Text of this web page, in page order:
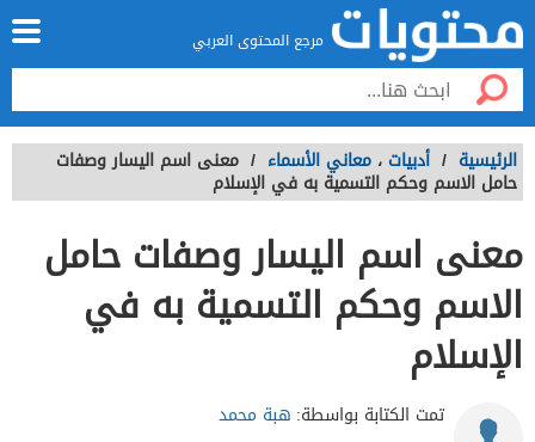
مرجع المحتوى العربي
الرئيسية / أدبيات ، معاني الأسماء / معنى اسم اليسار وصفات
حامل الاسم وحكم التسمية به في الإسلام
معنى اسم اليسار وصفات حامل
الاسم وحكم التسمية به في
الإسلام
تمت الكتابة بواسطة: هبة محمد